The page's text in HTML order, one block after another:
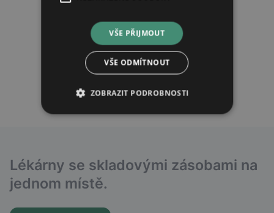
Seznámil/a jsem se se zásadami zpracování osobních údajů
Lékárny se skladovými zásobami na
jednom místě.
VŠE PŘIJMOUT
VŠE ODMÍTNOUT
ZOBRAZIT PODROBNOSTI